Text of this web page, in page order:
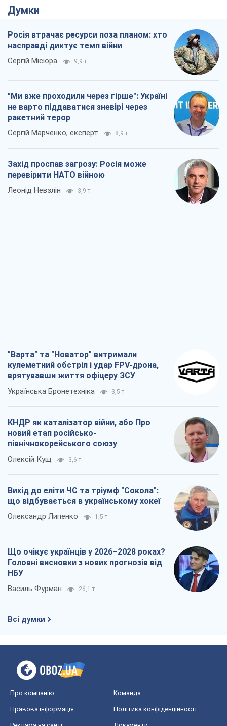
Думки
Росія втрачає ресурси поза планом: хто
насправді диктує темп війни
Сергій Місюра 9,9 т.
"Ми вже проходили через гірше": Україні
не варто піддаватися зневірі через
ракетний терор
Сергій Марченко, експерт 8,9 т.
Захід проспав загрозу: Росія може
перевірити НАТО війною
Леонід Невзлін 3,9 т.
"Варта" та "Новатор" витримали
кулеметний обстріл і удар FPV-дрона,
врятувавши життя офіцеру ЗСУ
Українська Бронетехніка 3,5 т.
КНДР як каталізатор війни, або Про
новий етап російсько-
північнокорейського союзу
Олексій Кущ 3,6 т.
Вихід до еліти ЧС та тріумф "Сокола":
що відбувається в українському хокеї
Олександр Липенко 1,5 т.
Що очікує українців у 2026–2028 роках?
Головні висновки з нових прогнозів від
НБУ
Василь Фурман 26,1 т.
Всі думки
Про компанію Команда
Правова інформація Політика конфіденційності